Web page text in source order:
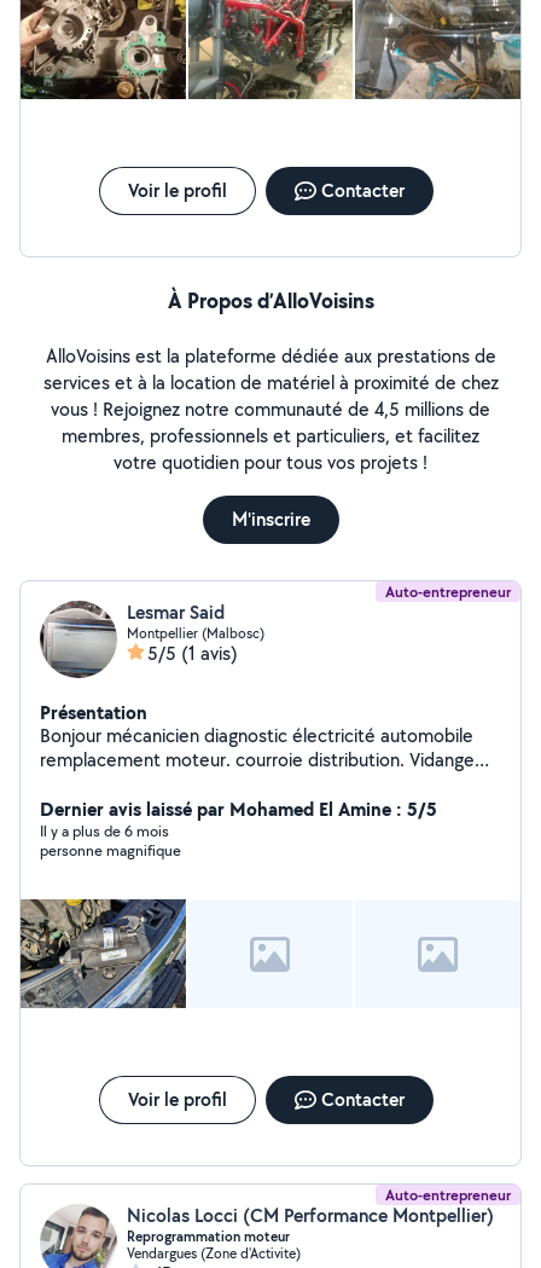
Voir le profil Contacter
À Propos d’AlloVoisins
AlloVoisins est la plateforme dédiée aux prestations de
services et à la location de matériel à proximité de chez
vous ! Rejoignez notre communauté de 4,5 millions de
membres, professionnels et particuliers, et facilitez
votre quotidien pour tous vos projets !
M'inscrire
Auto-entrepreneur
Lesmar Said
Montpellier (Malbosc)
5/5 (1 avis)
Présentation
Bonjour mécanicien diagnostic électricité automobile
remplacement moteur. courroie distribution. Vidange
....passage valise
Dernier avis laissé par Mohamed El Amine : 5/5
Il y a plus de 6 mois
personne magnifique
Voir le profil Contacter
Auto-entrepreneur
Nicolas Locci (CM Performance Montpellier)
Reprogrammation moteur
Vendargues (Zone d'Activite)